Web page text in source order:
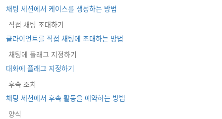
채팅 세션에서 케이스를 생성하는 방법
직접 채팅 초대하기
클라이언트를 직접 채팅에 초대하는 방법
채팅에 플래그 지정하기
대화에 플래그 지정하기
후속 조치
채팅 세션에서 후속 활동을 예약하는 방법
양식